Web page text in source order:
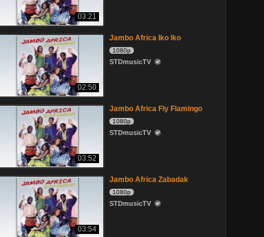
03:21
02:50
Jambo Africa Iko Iko
1080p
STDmusicTV
03:52
Jambo Africa Fly Flamingo
1080p
STDmusicTV
03:54
Jambo Africa Zabadak
1080p
STDmusicTV